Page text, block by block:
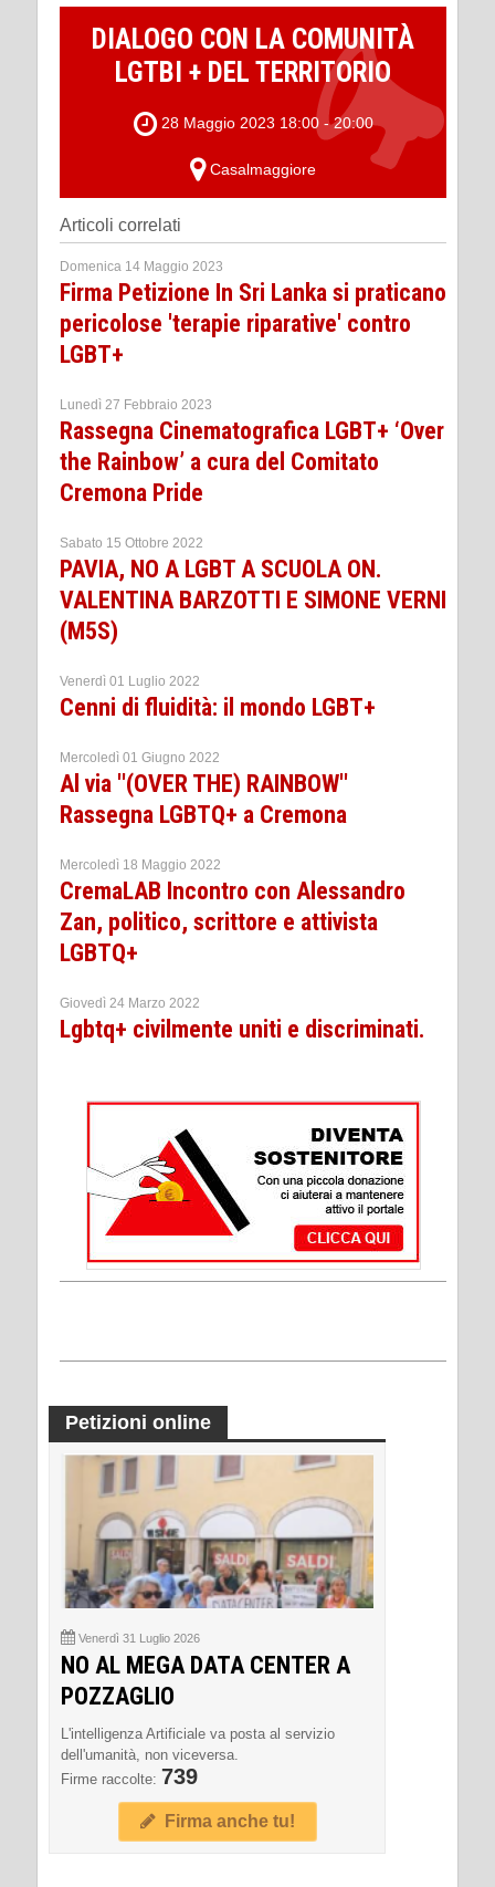
DIALOGO CON LA COMUNITÀ
LGTBI + DEL TERRITORIO
28 Maggio 2023 18:00 - 20:00
Casalmaggiore
Articoli correlati
Domenica 14 Maggio 2023
Firma Petizione In Sri Lanka si praticano
pericolose 'terapie riparative' contro
LGBT+
Lunedì 27 Febbraio 2023
Rassegna Cinematografica LGBT+ ‘Over
the Rainbow’ a cura del Comitato
Cremona Pride
Sabato 15 Ottobre 2022
PAVIA, NO A LGBT A SCUOLA ON.
VALENTINA BARZOTTI E SIMONE VERNI
(M5S)
Venerdì 01 Luglio 2022
Cenni di fluidità: il mondo LGBT+
Mercoledì 01 Giugno 2022
Al via ''(OVER THE) RAINBOW''
Rassegna LGBTQ+ a Cremona
Mercoledì 18 Maggio 2022
CremaLAB Incontro con Alessandro
Zan, politico, scrittore e attivista
LGBTQ+
Giovedì 24 Marzo 2022
Lgbtq+ civilmente uniti e discriminati.
Petizioni online
Venerdì 31 Luglio 2026
NO AL MEGA DATA CENTER A
POZZAGLIO
L'intelligenza Artificiale va posta al servizio
dell'umanità, non viceversa.
Firme raccolte: 739
Firma anche tu!